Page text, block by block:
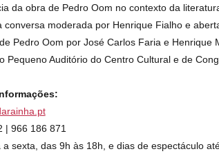
da obra de Pedro Oom no contexto da
conversa moderada por Henrique Fialho e
Pedro Oom por José Carlos Faria e Henrique
Pequeno Auditório do Centro Cultural e de
| 966 186 871
a sexta, das 9h às 18h, e dias de espectáculo